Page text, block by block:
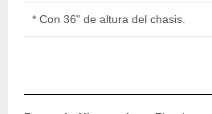
* Con 36" de altura del chasis.